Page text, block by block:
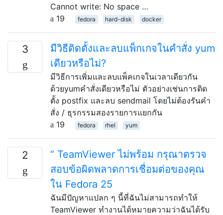
Cannot write: No space …
19
fedora hard-disk docker
3
มีวิธีติดตั้งและลบแพ็กเกจในคำสั่ง yum
เดียวหรือไม่?
มีวิธีการเพิ่มและลบแพ็คเกจในเวลาเดียวกัน
ด้วยyumคำสั่งเดียวหรือไม่ ตัวอย่างเช่นการติด
ตั้ง postfix และลบ sendmail โดยไม่ต้องรันคำ
สั่ง / ธุรกรรมสองรายการแยกกัน
19
fedora rhel yum
2
“ TeamViewer ไม่พร้อม กรุณาตรวจ
สอบข้อผิดพลาดการเชื่อมต่อของคุณ
ใน Fedora 25
ฉันมีปัญหาแปลก ๆ นี้ที่ฉันไม่สามารถทำให้
TeamViewer ทำงานได้หมายความว่าฉันได้รับ